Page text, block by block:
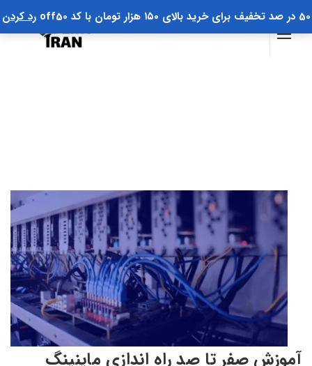
50 در صد تخفیف برای خرید بالای ۱۵۰ هزار تومان با کد off50 رد کردن
آموزش صفر تا صد راه اندازی ماینینگ